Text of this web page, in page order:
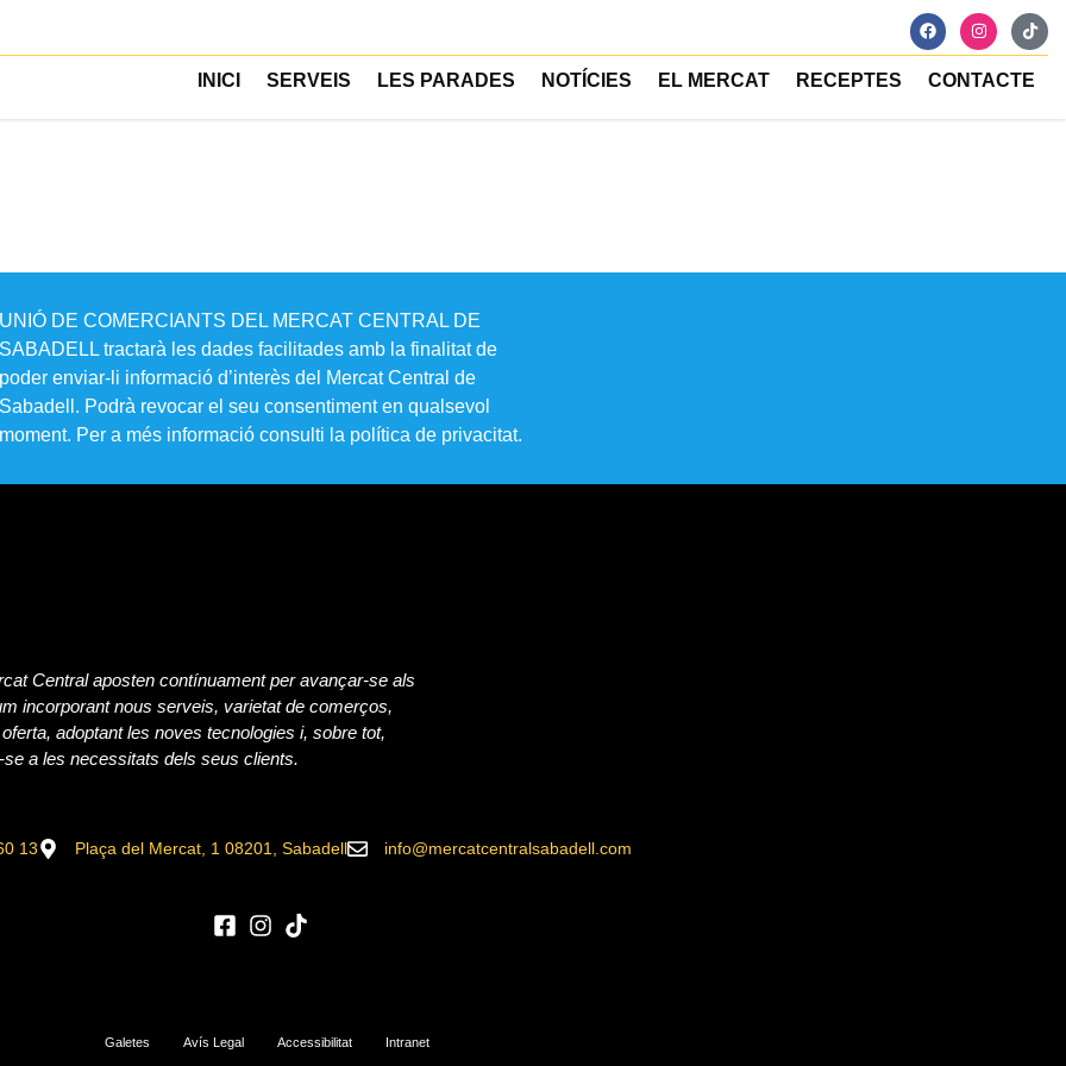
INICI SERVEIS LES PARADES NOTÍCIES EL MERCAT RECEPTES CONTACTE
UNIÓ DE COMERCIANTS DEL MERCAT CENTRAL DE
SABADELL tractarà les dades facilitades amb la finalitat de
poder enviar-li informació d’interès del Mercat Central de
Sabadell. Podrà revocar el seu consentiment en qualsevol
moment. Per a més informació consulti la política de privacitat​.
Central aposten contínuament per avançar-se als
incorporant nous serveis, varietat de comerços,
adoptant les noves tecnologies i, sobre tot,
se a les necessitats dels seus clients.
13 Plaça del Mercat, 1 08201, Sabadell info@mercatcentralsabadell.com
Galetes Avís Legal Accessibilitat Intranet